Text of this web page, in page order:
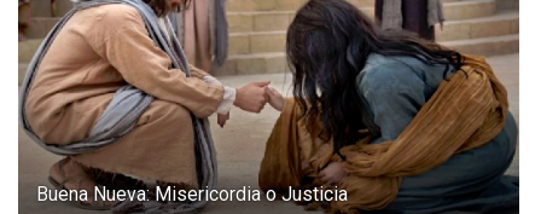
Buena Nueva: Misericordia o Justicia